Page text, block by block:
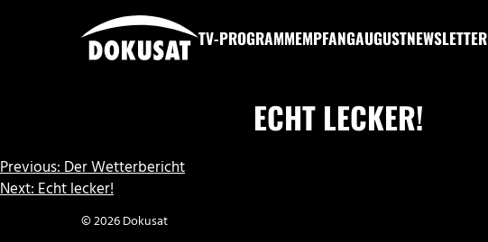
TV-PROGRAMMEMPFANGAUGUSTNEWSLETTER
ECHT LECKER!
BEITRAGSNAVIGATION
Previous:Der Wetterbericht
Next:Echt lecker!
© 2026 Dokusat